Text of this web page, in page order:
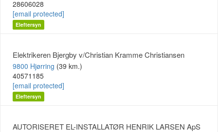
28606028
[email protected]
Eleftersyn
Elektrikeren Bjergby v/Christian Kramme Christiansen
9800 Hjørring (39 km.)
40571185
[email protected]
Eleftersyn
AUTORISERET EL-INSTALLATØR HENRIK LARSEN ApS